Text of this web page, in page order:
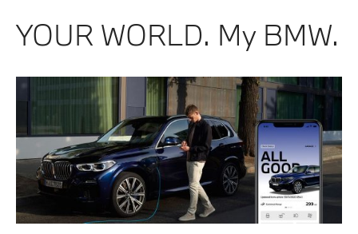
YOUR WORLD. My BMW.